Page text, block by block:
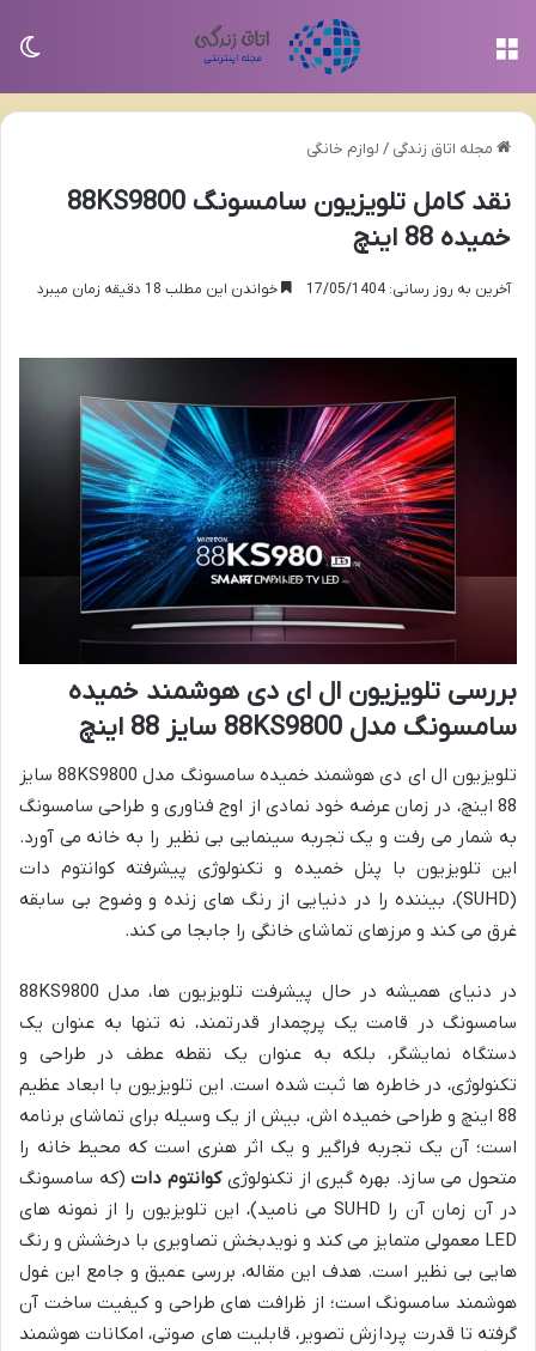
مجله اتاق زندگی / لوازم خانگی
نقد کامل تلویزیون سامسونگ 88KS9800
خمیده 88 اینچ
آخرین به روز رسانی: 17/05/1404 خواندن این مطلب 18 دقیقه زمان میبرد
بررسی تلویزیون ال ای دی هوشمند خمیده
سامسونگ مدل 88KS9800 سایز 88 اینچ
تلویزیون ال ای دی هوشمند خمیده سامسونگ مدل 88KS9800 سایز
88 اینچ، در زمان عرضه خود نمادی از اوج فناوری و طراحی سامسونگ
به شمار می رفت و یک تجربه سینمایی بی نظیر را به خانه می آورد.
این تلویزیون با پنل خمیده و تکنولوژی پیشرفته کوانتوم دات
(SUHD)، بیننده را در دنیایی از رنگ های زنده و وضوح بی سابقه
غرق می کند و مرزهای تماشای خانگی را جابجا می کند.
در دنیای همیشه در حال پیشرفت تلویزیون ها، مدل 88KS9800
سامسونگ در قامت یک پرچمدار قدرتمند، نه تنها به عنوان یک
دستگاه نمایشگر، بلکه به عنوان یک نقطه عطف در طراحی و
تکنولوژی، در خاطره ها ثبت شده است. این تلویزیون با ابعاد عظیم
88 اینچ و طراحی خمیده اش، بیش از یک وسیله برای تماشای برنامه
است؛ آن یک تجربه فراگیر و یک اثر هنری است که محیط خانه را
متحول می سازد. بهره گیری از تکنولوژیکوانتوم دات (که سامسونگ
در آن زمان آن را SUHD می نامید)، این تلویزیون را از نمونه های
LED معمولی متمایز می کند و نویدبخش تصاویری با درخشش و رنگ
هایی بی نظیر است. هدف این مقاله، بررسی عمیق و جامع این غول
هوشمند سامسونگ است؛ از ظرافت های طراحی و کیفیت ساخت آن
گرفته تا قدرت پردازش تصویر، قابلیت های صوتی، امکانات هوشمند